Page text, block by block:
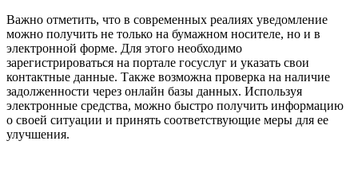
Важно отметить, что в современных реалиях уведомление
можно получить не только на бумажном носителе, но и в
электронной форме. Для этого необходимо
зарегистрироваться на портале госуслуг и указать свои
контактные данные. Также возможна проверка на наличие
задолженности через онлайн базы данных. Используя
электронные средства, можно быстро получить информацию
о своей ситуации и принять соответствующие меры для ее
улучшения.